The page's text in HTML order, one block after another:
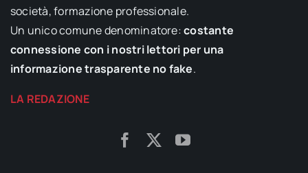
società, formazione professionale.
Un unico comune denominatore:costante
connessione con i nostri lettori per una
informazione trasparente no fake.
LA REDAZIONE